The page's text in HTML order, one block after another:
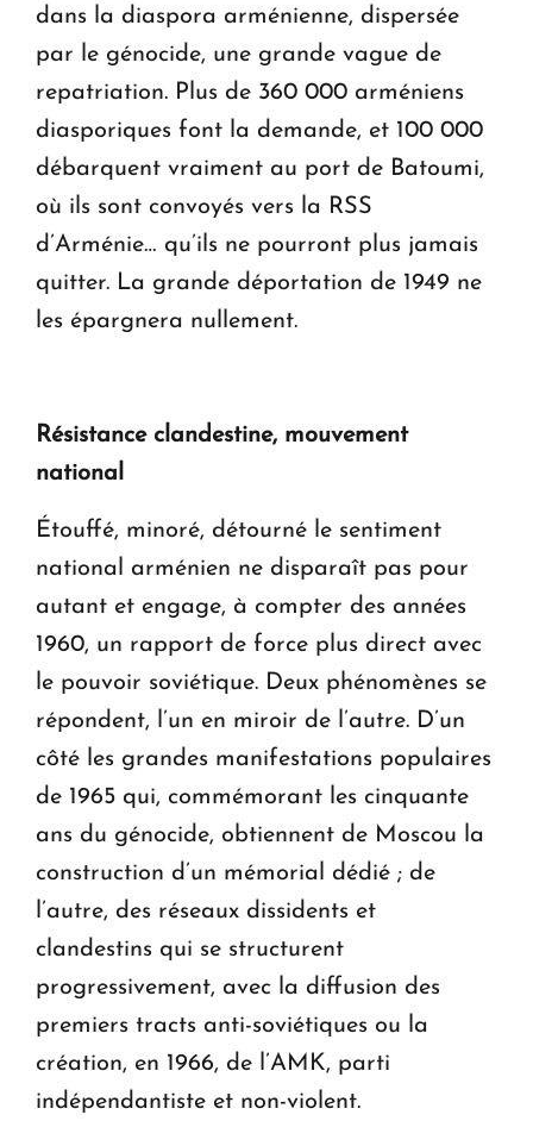
dans la diaspora arménienne, dispersée
par le génocide, une grande vague de
repatriation. Plus de 360 000 arméniens
diasporiques font la demande, et 100 000
débarquent vraiment au port de Batoumi,
où ils sont convoyés vers la RSS
d’Arménie… qu’ils ne pourront plus jamais
quitter. La grande déportation de 1949 ne
les épargnera nullement.
Résistance clandestine, mouvement
national
Étouffé, minoré, détourné le sentiment
national arménien ne disparaît pas pour
autant et engage, à compter des années
1960, un rapport de force plus direct avec
le pouvoir soviétique. Deux phénomènes se
répondent, l’un en miroir de l’autre. D’un
côté les grandes manifestations populaires
de 1965 qui, commémorant les cinquante
ans du génocide, obtiennent de Moscou la
construction d’un mémorial dédié ; de
l’autre, des réseaux dissidents et
clandestins qui se structurent
progressivement, avec la diffusion des
premiers tracts anti-soviétiques ou la
création, en 1966, de l’AMK, parti
indépendantiste et non-violent.